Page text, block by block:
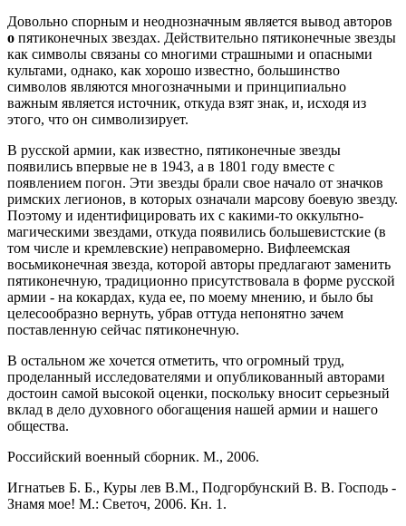
Довольно спорным и неоднозначным является вывод авторов
о пятиконечных звездах. Действительно пятиконечные звезды
как символы связаны со многими страшными и опасными
культами, однако, как хорошо известно, большинство
символов являются многозначными и принципиально
важным является источник, откуда взят знак, и, исходя из
этого, что он символизирует.
В русской армии, как известно, пятиконечные звезды
появились впервые не в 1943, а в 1801 году вместе с
появлением погон. Эти звезды брали свое начало от значков
римских легионов, в которых означали марсову боевую звезду.
Поэтому и идентифицировать их с какими-то оккультно-
магическими звездами, откуда появились большевистские (в
том числе и кремлевские) неправомерно. Вифлеемская
восьмиконечная звезда, которой авторы предлагают заменить
пятиконечную, традиционно присутствовала в форме русской
армии - на кокардах, куда ее, по моему мнению, и было бы
целесообразно вернуть, убрав оттуда непонятно зачем
поставленную сейчас пятиконечную.
В остальном же хочется отметить, что огромный труд,
проделанный исследователями и опубликованный авторами
достоин самой высокой оценки, поскольку вносит серьезный
вклад в дело духовного обогащения нашей армии и нашего
общества.
Российский военный сборник. М., 2006.
Игнатьев Б. Б., Куры лев В.М., Подгорбунский В. В. Господь -
Знамя мое! М.: Светоч, 2006. Кн. 1.